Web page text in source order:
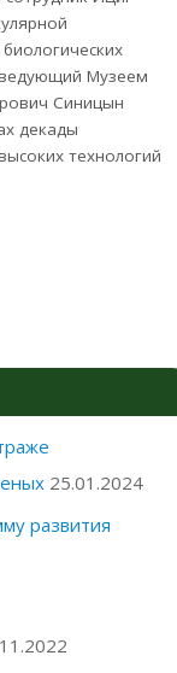
Музеем
Синицын
декады
технологий
25.01.2024
развития